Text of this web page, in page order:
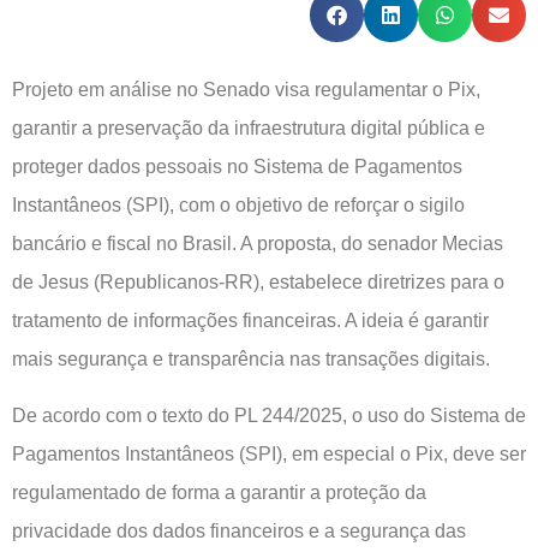
Projeto em análise no Senado visa regulamentar o Pix,
garantir a preservação da infraestrutura digital pública e
proteger dados pessoais no Sistema de Pagamentos
Instantâneos (SPI), com o objetivo de reforçar o sigilo
bancário e fiscal no Brasil. A proposta, do senador Mecias
de Jesus (Republicanos-RR), estabelece diretrizes para o
tratamento de informações financeiras. A ideia é garantir
mais segurança e transparência nas transações digitais.
De acordo com o texto do PL 244/2025, o uso do Sistema de
Pagamentos Instantâneos (SPI), em especial o Pix, deve ser
regulamentado de forma a garantir a proteção da
privacidade dos dados financeiros e a segurança das